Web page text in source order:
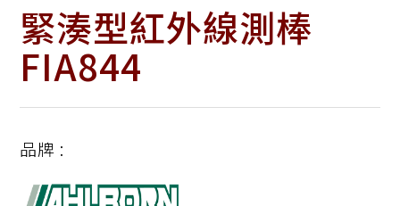
緊湊型紅外線測棒
FIA844
品牌 :